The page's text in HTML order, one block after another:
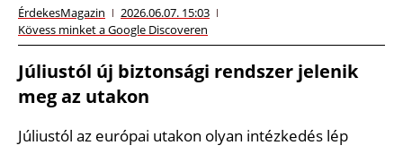
ÉrdekesMagazin
2026.06.07. 15:03
Kövess minket a Google Discoveren
Júliustól új biztonsági rendszer jelenik
meg az utakon
Júliustól az európai utakon olyan intézkedés lép